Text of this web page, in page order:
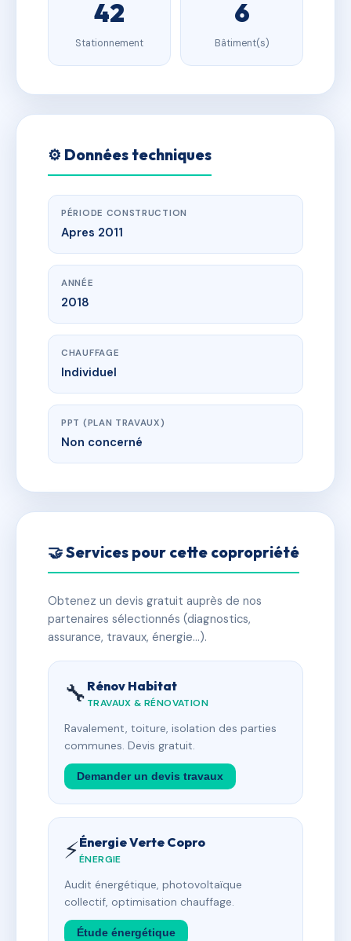
42
Stationnement
6
Bâtiment(s)
⚙️ Données techniques
PÉRIODE CONSTRUCTION
Apres 2011
ANNÉE
2018
CHAUFFAGE
Individuel
PPT (PLAN TRAVAUX)
Non concerné
🤝 Services pour cette copropriété
Obtenez un devis gratuit auprès de nos
partenaires sélectionnés (diagnostics,
assurance, travaux, énergie…).
🔧 Rénov Habitat
TRAVAUX & RÉNOVATION
Ravalement, toiture, isolation des parties
communes. Devis gratuit.
Demander un devis travaux
⚡Énergie Verte Copro
ÉNERGIE
Audit énergétique, photovoltaïque
collectif, optimisation chauffage.
Étude énergétique